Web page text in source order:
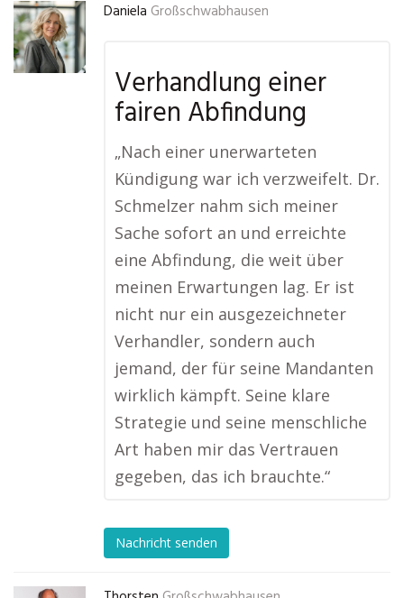
Daniela Großschwabhausen
Verhandlung einer
fairen Abfindung
„Nach einer unerwarteten
Kündigung war ich verzweifelt. Dr.
Schmelzer nahm sich meiner
Sache sofort an und erreichte
eine Abfindung, die weit über
meinen Erwartungen lag. Er ist
nicht nur ein ausgezeichneter
Verhandler, sondern auch
jemand, der für seine Mandanten
wirklich kämpft. Seine klare
Strategie und seine menschliche
Art haben mir das Vertrauen
gegeben, das ich brauchte.“
Nachricht senden